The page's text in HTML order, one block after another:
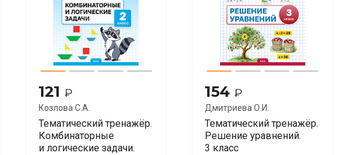
121 ₽
Козлова С.А.
Тематический тренажёр.
Комбинаторные
и логические задачи.
154₽
Дмитриева О.И.
Тематический тренажёр.
Решение уравнений.
3 класс